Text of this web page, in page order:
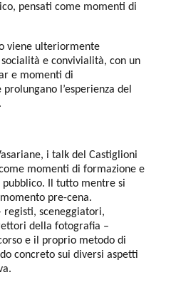
pensati come momenti di
viene ulteriormente
e convivialità, con un
e momenti di
l’esperienza del
i talk del Castiglioni
momenti di formazione e
Il tutto mentre si
pre-cena.
registi, sceneggiatori,
della fotografia –
e il proprio metodo di
concreto sui diversi aspetti